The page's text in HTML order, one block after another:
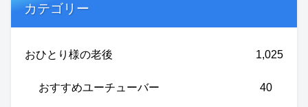
カテゴリー
おひとり様の老後 1,025
おすすめユーチューバー 40